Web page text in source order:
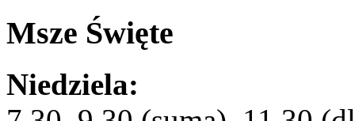
Msze Święte
Niedziela: